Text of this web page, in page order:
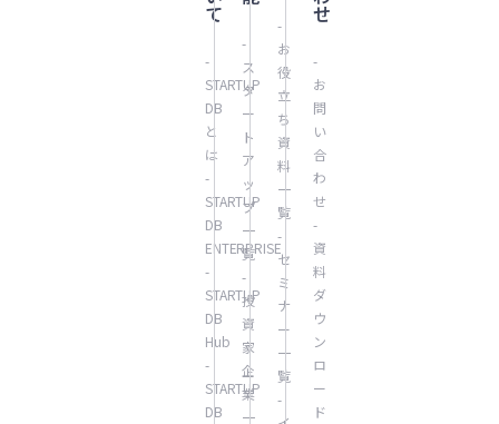
て
-
STARTUP
DB
と
は
-
STARTUP
DB
ENTERPRISE
-
STARTUP
DB
Hub
-
STARTUP
DB
-
ス
タ
ー
ト
ア
ッ
プ
一
覧
-
投
資
家
企
業
一
-
お
役
立
ち
資
料
一
覧
-
セ
ミ
ナ
ー
一
覧
-
せ
-
お
問
い
合
わ
せ
-
資
料
ダ
ウ
ン
ロ
ー
ド